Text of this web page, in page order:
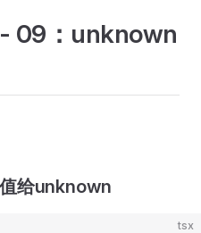
09：unknown
给unknown
tsx